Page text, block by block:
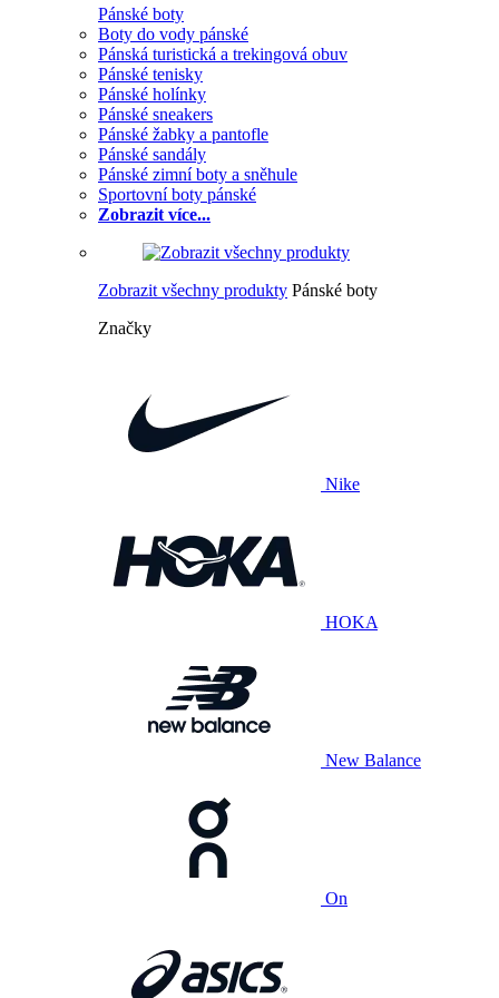
Pánské boty
Boty do vody pánské
Pánská turistická a trekingová obuv
Pánské tenisky
Pánské holínky
Pánské sneakers
Pánské žabky a pantofle
Pánské sandály
Pánské zimní boty a sněhule
Sportovní boty pánské
Zobrazit více...
Zobrazit všechny produkty Pánské boty
Značky
Nike
HOKA
New Balance
On